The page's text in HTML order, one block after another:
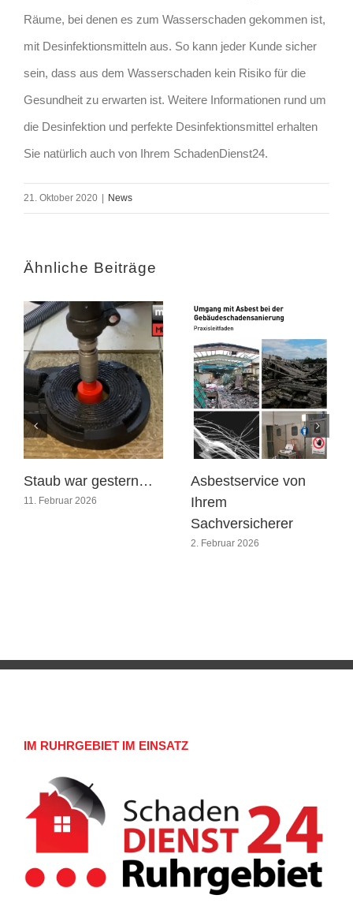
Räume, bei denen es zum Wasserschaden gekommen ist,
mit Desinfektionsmitteln aus. So kann jeder Kunde sicher
sein, dass aus dem Wasserschaden kein Risiko für die
Gesundheit zu erwarten ist. Weitere Informationen rund um
die Desinfektion und perfekte Desinfektionsmittel erhalten
Sie natürlich auch von Ihrem SchadenDienst24.
21. Oktober 2020 | News
Ähnliche Beiträge
Staub war gestern…
11. Februar 2026
Asbestservice von
Ihrem
Sachversicherer
2. Februar 2026
IM RUHRGEBIET IM EINSATZ